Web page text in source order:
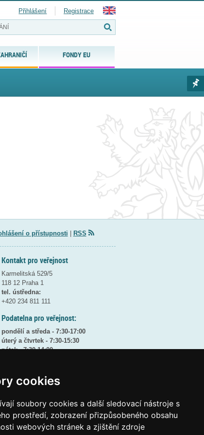
cookies
soubory cookies a další sledovací nástroje s
prostředí, zobrazení přizpůsobeného obsahu
webových stránek a zjištění zdroje
FONDY EU
Přihlášení Registrace
o přístupnosti RSS
Kontakt pro veřejnost
Karmelitská 529/5
118 12 Praha 1
tel. ústředna:
+420 234 811 111
Podatelna pro veřejnost:
pondělí a středa - 7:30-17:00
úterý a čtvrtek - 7:30-15:30
pátek - 7:30-14:00
(více informacíZDE)
posta@msmtgovcz
ID datové schránky: vidaawt